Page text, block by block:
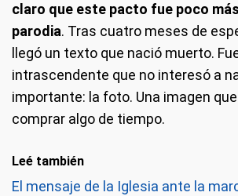
claro que este pacto fue poco
parodia. Tras cuatro meses de
llegó un texto que nació muerto.
intrascendente que no interesó a
importante: la foto. Una imagen
comprar algo de tiempo.
Leé también
El mensaje de la Iglesia ante la